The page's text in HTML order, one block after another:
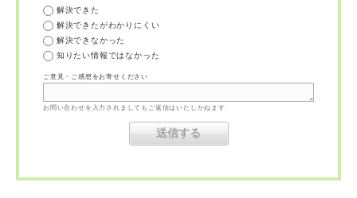
解決できた
解決できたがわかりにくい
解決できなかった
知りたい情報ではなかった
ご意見・ご感想をお寄せください
お問い合わせを入力されましてもご返信はいたしかねます